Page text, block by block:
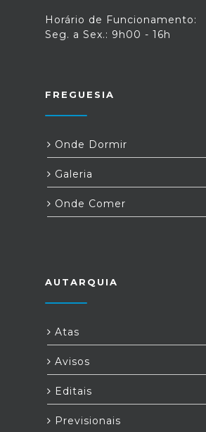
Horário de Funcionamento:
Seg. a Sex.: 9h00 - 16h
FREGUESIA
Onde Dormir
Galeria
Onde Comer
AUTARQUIA
Atas
Avisos
Editais
Previsionais